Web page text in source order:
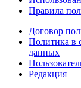
Правила
Договор
Политика в
данных
Редакция